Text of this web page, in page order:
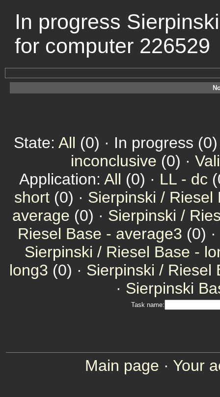
In progress
for computer 226529
State: All (0) · In progress
inconclusive (0) ·
Application: All (0) · LL - dc
short (0) · Sierpinski / Riesel
average (0) · Sierpinski /
Riesel Base - average3 (0)
Sierpinski / Riesel Base -
long3 (0) · Sierpinski / Riesel
· Sierpinski
Task name:
Main page · Your